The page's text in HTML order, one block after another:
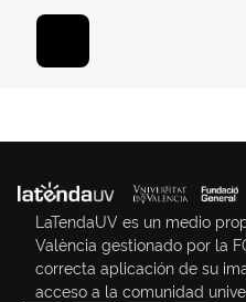
LaTendaUV es un medio
València gestionado por la
correcta aplicación de su
acceso a la comunidad